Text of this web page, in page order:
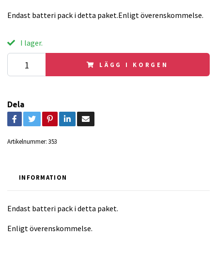
Endast batteri pack i detta paket.Enligt överenskommelse.
I lager.
LÄGG I KORGEN
Dela
Artikelnummer: 353
INFORMATION
Endast batteri pack i detta paket.
Enligt överenskommelse.